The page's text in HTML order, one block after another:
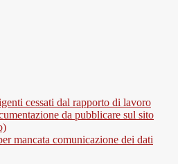
cessati dal rapporto di lavoro
da pubblicare sul sito
mancata comunicazione dei dati